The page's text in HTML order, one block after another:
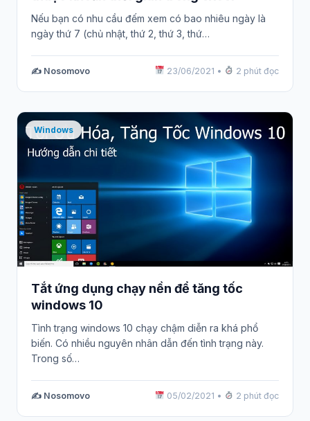
Nếu bạn có nhu cầu đếm xem có bao nhiêu ngày là
ngày thứ 7 (chủ nhật, thứ 2, thứ 3, thứ…
✍️ Nosomovo 23/06/2021 • 2 phút đọc
Windows
Tắt ứng dụng chạy nền để tăng tốc
windows 10
Tình trạng windows 10 chạy chậm diễn ra khá phổ
biến. Có nhiều nguyên nhân dẫn đến tình trạng này.
Trong số…
✍️ Nosomovo 05/02/2021 • 2 phút đọc